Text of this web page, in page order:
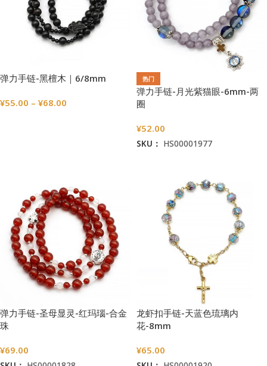
弹力手链-黑檀木｜6/8mm
¥55.00 – ¥68.00
热门
弹力手链-月光紫猫眼-6mm-两
圈
¥52.00
SKU： HS00001977
弹力手链-圣母显灵-红玛瑙-合金
珠
¥69.00
龙虾扣手链-天蓝色琉璃内
花-8mm
¥65.00